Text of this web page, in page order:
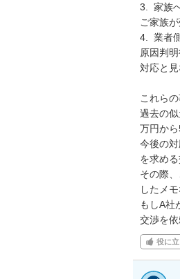
3.  家族
ご家族
4.  業者
原因判
対応と見
これら
過去の
万円か
今後の
を求め
その際
したメ
もしA社
交渉を依
役に